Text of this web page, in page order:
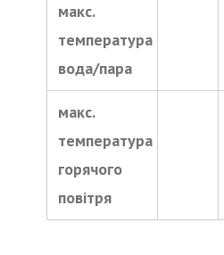
макс.
температура
вода/пара
макс.
температура
горячого
повітря